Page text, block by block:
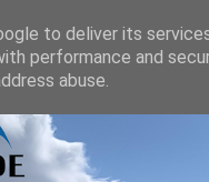
to deliver its
performance and
abuse.